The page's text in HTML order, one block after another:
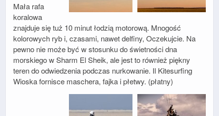
Mała rafa
koralowa
znajduje się tuż 10 minut łodzią motorową. Mnogość
kolorowych ryb i, czasami, nawet delfiny, Oczekujcie. Na
pewno nie może być w stosunku do świetności dna
morskiego w Sharm El Sheik, ale jest to również piękny
teren do odwiedzenia podczas nurkowanie. Il Kitesurfing
Wioska fornisce maschera, fajka i płetwy. (płatny)